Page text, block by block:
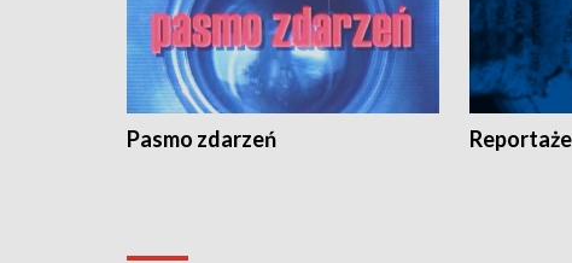
Pasmo zdarzeń